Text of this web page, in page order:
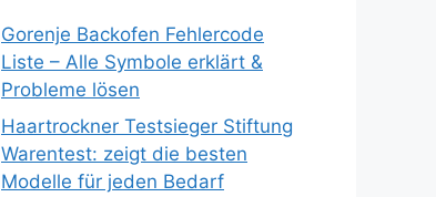
Gorenje Backofen Fehlercode
Liste – Alle Symbole erklärt &
Probleme lösen
Haartrockner Testsieger Stiftung
Warentest: zeigt die besten
Modelle für jeden Bedarf